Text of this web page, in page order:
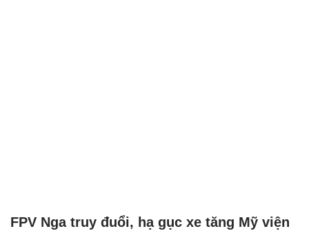
FPV Nga truy đuổi, hạ gục xe tăng Mỹ viện